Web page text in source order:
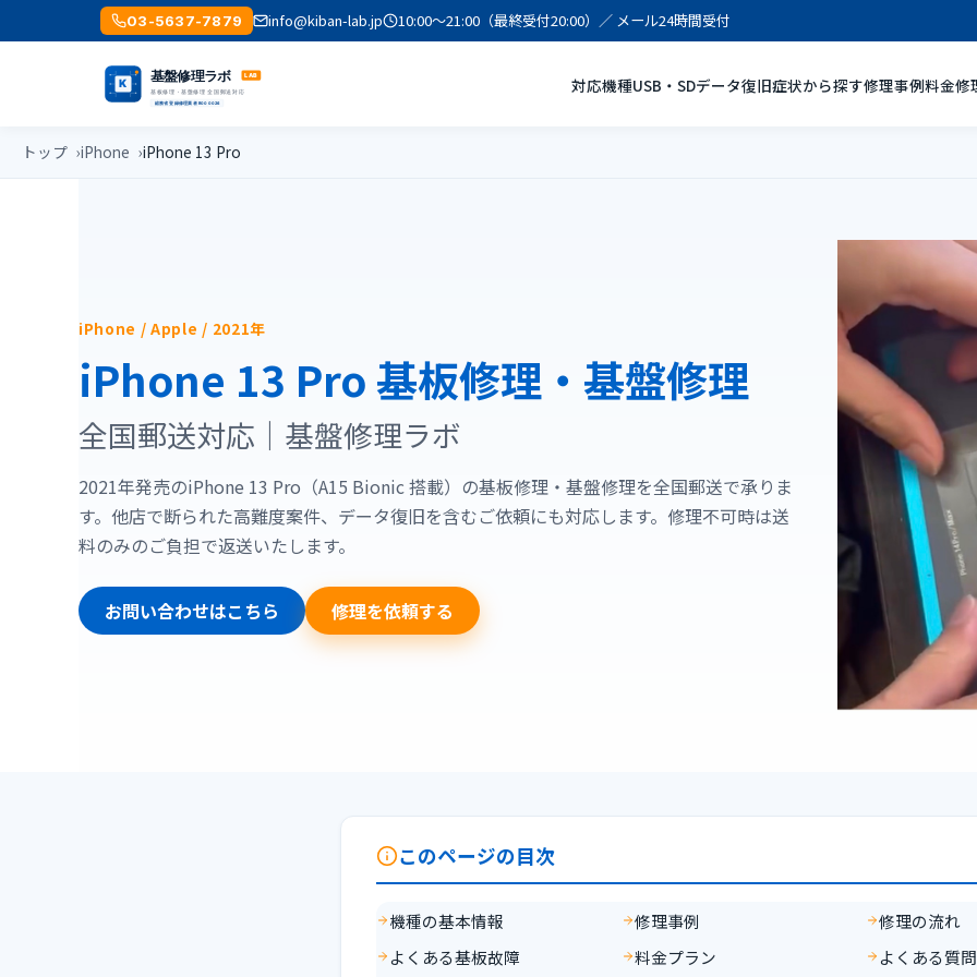
03-5637-7879 info@kiban-lab.jp 10:00〜21:00（最終受付20:00）／ メール24時間受付
対応機種USB・SDデータ復旧症状から探す修理事例料金修
トップ iPhone iPhone 13 Pro
iPhone / Apple / 2021年
iPhone 13 Pro 基板修理・基盤修理
全国郵送対応｜基盤修理ラボ
2021年発売のiPhone 13 Pro（A15 Bionic 搭載）の基板修理・基盤修理を全国郵送で承りま
す。他店で断られた高難度案件、データ復旧を含むご依頼にも対応します。修理不可時は送
料のみのご負担で返送いたします。
お問い合わせはこちら 修理を依頼する
このページの目次
機種の基本情報
よくある基板故障
修理事例
料金プラン
修理の流れ
よくある質問